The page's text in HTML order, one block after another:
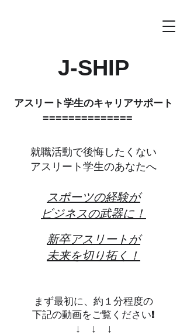
J-SHIP
アスリート学生のキャリアサポート
==============
就職活動で後悔したくない
アスリート学生のあなたへ
スポーツの経験が
ビジネスの武器に！
新卒アスリートが
未来を切り拓く！
まず最初に、約１分程度の
​下記の動画をご覧ください!
​↓ ↓ ↓